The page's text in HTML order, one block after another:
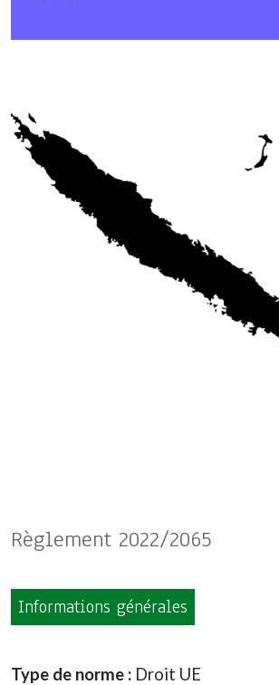
Règlement 2022/2065
Informations générales
Type de norme : Droit UE